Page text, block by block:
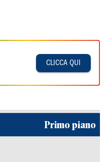
CLICCA QUI
Primo piano